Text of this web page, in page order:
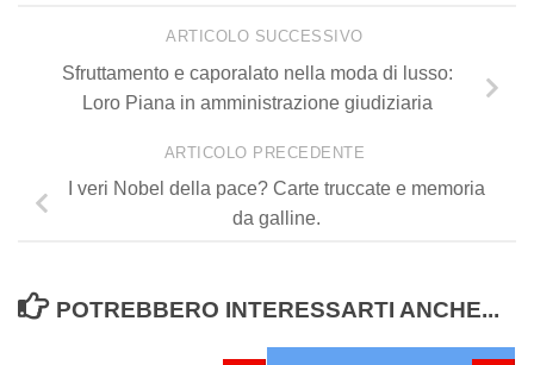
ARTICOLO SUCCESSIVO
Sfruttamento e caporalato nella moda di lusso:
Loro Piana in amministrazione giudiziaria
ARTICOLO PRECEDENTE
I veri Nobel della pace? Carte truccate e memoria
da galline.
POTREBBERO INTERESSARTI ANCHE...